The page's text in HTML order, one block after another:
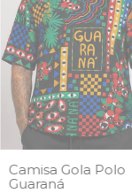
Camisa Gola Polo
Guaraná